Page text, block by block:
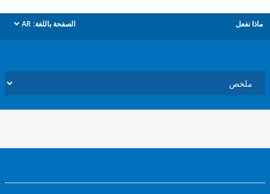
الصفحة باللغة: AR
dropdown